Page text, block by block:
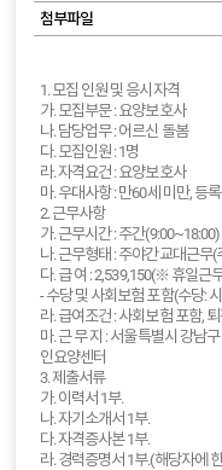
첨부파일
1. 모집 인원 및 응시자격
가. 모집부문 : 요양보호사
나. 담당업무 : 어르신 돌봄
다. 모집인원 : 1명
라. 자격요건 : 요양보호사
마. 우대사항 : 만60세 미만, 등
2. 근무사항
가. 근무시간 : 주간
나. 근무형태 : 주야간교대근
다. 급 여 : 2,539,150(※ 휴일근
- 수당 및 사회보험 포함(수당:
라. 급여조건 : 사회보험 포함,
마. 근 무 지 : 서울특별시 강남
인요양센터
3. 제출서류
가. 이력서 1부.
나. 자기소개서 1부.
다. 자격증사본 1부.
라. 경력증명서 1부.(해당자에